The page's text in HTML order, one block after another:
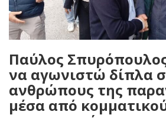
Παύλος
να αγωνιστώ δίπλα
ανθρώπους της
μέσα από